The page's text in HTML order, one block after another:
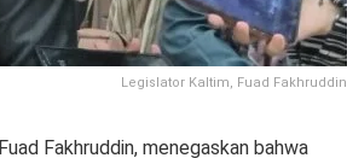
Legislator Kaltim, Fuad Fakhruddin
Fakhruddin, menegaskan bahwa